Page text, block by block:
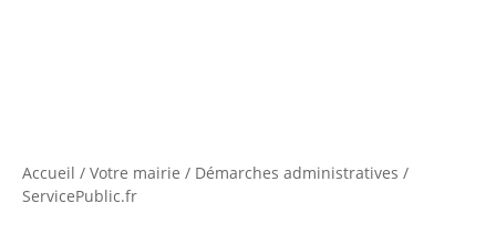
Accueil / Votre mairie / Démarches administratives /
ServicePublic.fr